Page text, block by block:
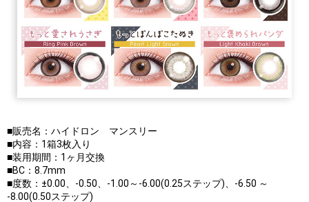
■販売名：ハイドロン マンスリー
■内容：1箱3枚入り
■装用期間：1ヶ月交換
■BC：8.7mm
■度数：±0.00、-0.50、-1.00～-6.00(0.25ステップ)、-6.50 ～
-8.00(0.50ステップ)